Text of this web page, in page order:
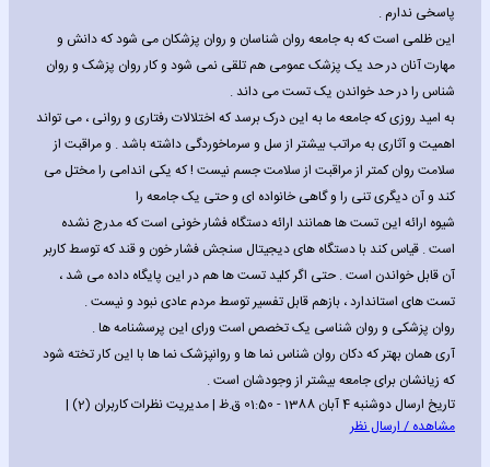
پاسخی ندارم .
این ظلمی است که به جامعه روان شناسان و روان پزشکان می شود که دانش و
مهارت آنان در حد یک پزشک عمومی هم تلقی نمی شود و کار روان پزشک و روان
شناس را در حد خواندن یک تست می داند .
به امید روزی که جامعه ما به این درک برسد که اختلالات رفتاری و روانی ، می تواند
اهمیت و آثاری به مراتب بیشتر از سل و سرماخوردگی داشته باشد . و مراقبت از
سلامت روان کمتر از مراقبت از سلامت جسم نیست ! که یکی اندامی را مختل می
کند و آن دیگری تنی را و گاهی خانواده ای و حتی یک جامعه را
شیوه ارائه این تست ها همانند ارائه دستگاه فشار خونی است که مدرج نشده
است . قیاس کند با دستگاه های دیجیتال سنجش فشار خون و قند که توسط کاربر
آن قابل خواندن است . حتی اگر کلید تست ها هم در این پایگاه داده می شد ،
تست های استاندارد ، بازهم قابل تفسیر توسط مردم عادی نبود و نیست .
روان پزشکی و روان شناسی یک تخصص است ورای این پرسشنامه ها .
آری همان بهتر که دکان روان شناس نما ها و روانپزشک نما ها با این کار تخته شود
که زیانشان برای جامعه بیشتر از وجودشان است .
تاریخ ارسال دوشنبه 4 آبان 1388 - 01:50 ق.ظ | مدیریت نظرات کاربران (2) |
مشاهده / ارسال نظر